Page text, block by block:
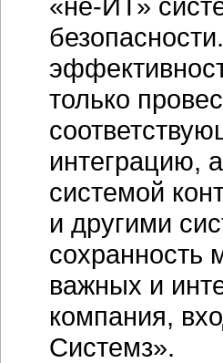
только
интеграцию,
системой
и другими
сохранность
важных и
компания,
Системз».